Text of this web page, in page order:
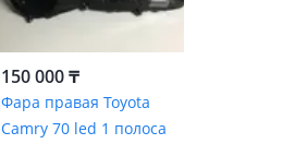
150 000 ₸
Фара правая Toyota
Camry 70 led 1 полоса